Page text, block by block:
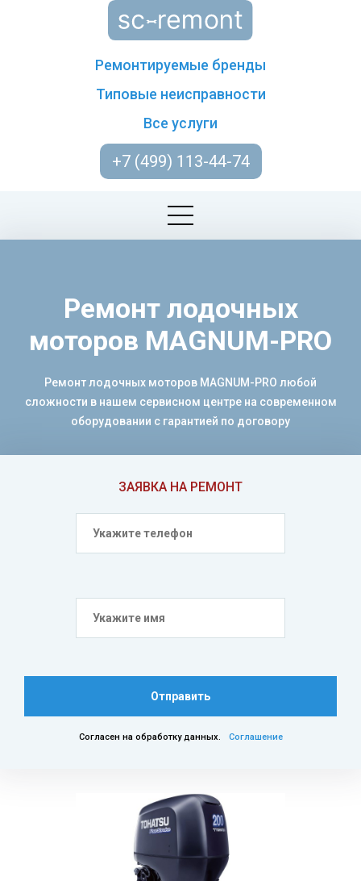
Ремонтируемые бренды
Типовые неисправности
Все услуги
+7 (499) 113-44-74
ЗАЯВКА НА РЕМОНТ
Отправить
Согласен на обработку данных. Соглашение
Ремонт лодочных
моторов MAGNUM-PRO
Ремонт лодочных моторов MAGNUM-PRO любой
сложности в нашем сервисном центре на современном
оборудовании с гарантией по договору